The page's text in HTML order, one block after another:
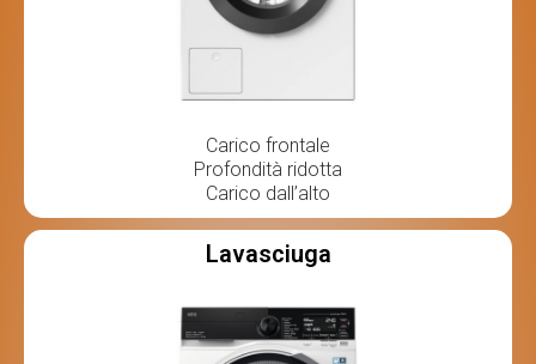
Carico frontale
Profondità ridotta
Carico dall’alto
Lavasciuga